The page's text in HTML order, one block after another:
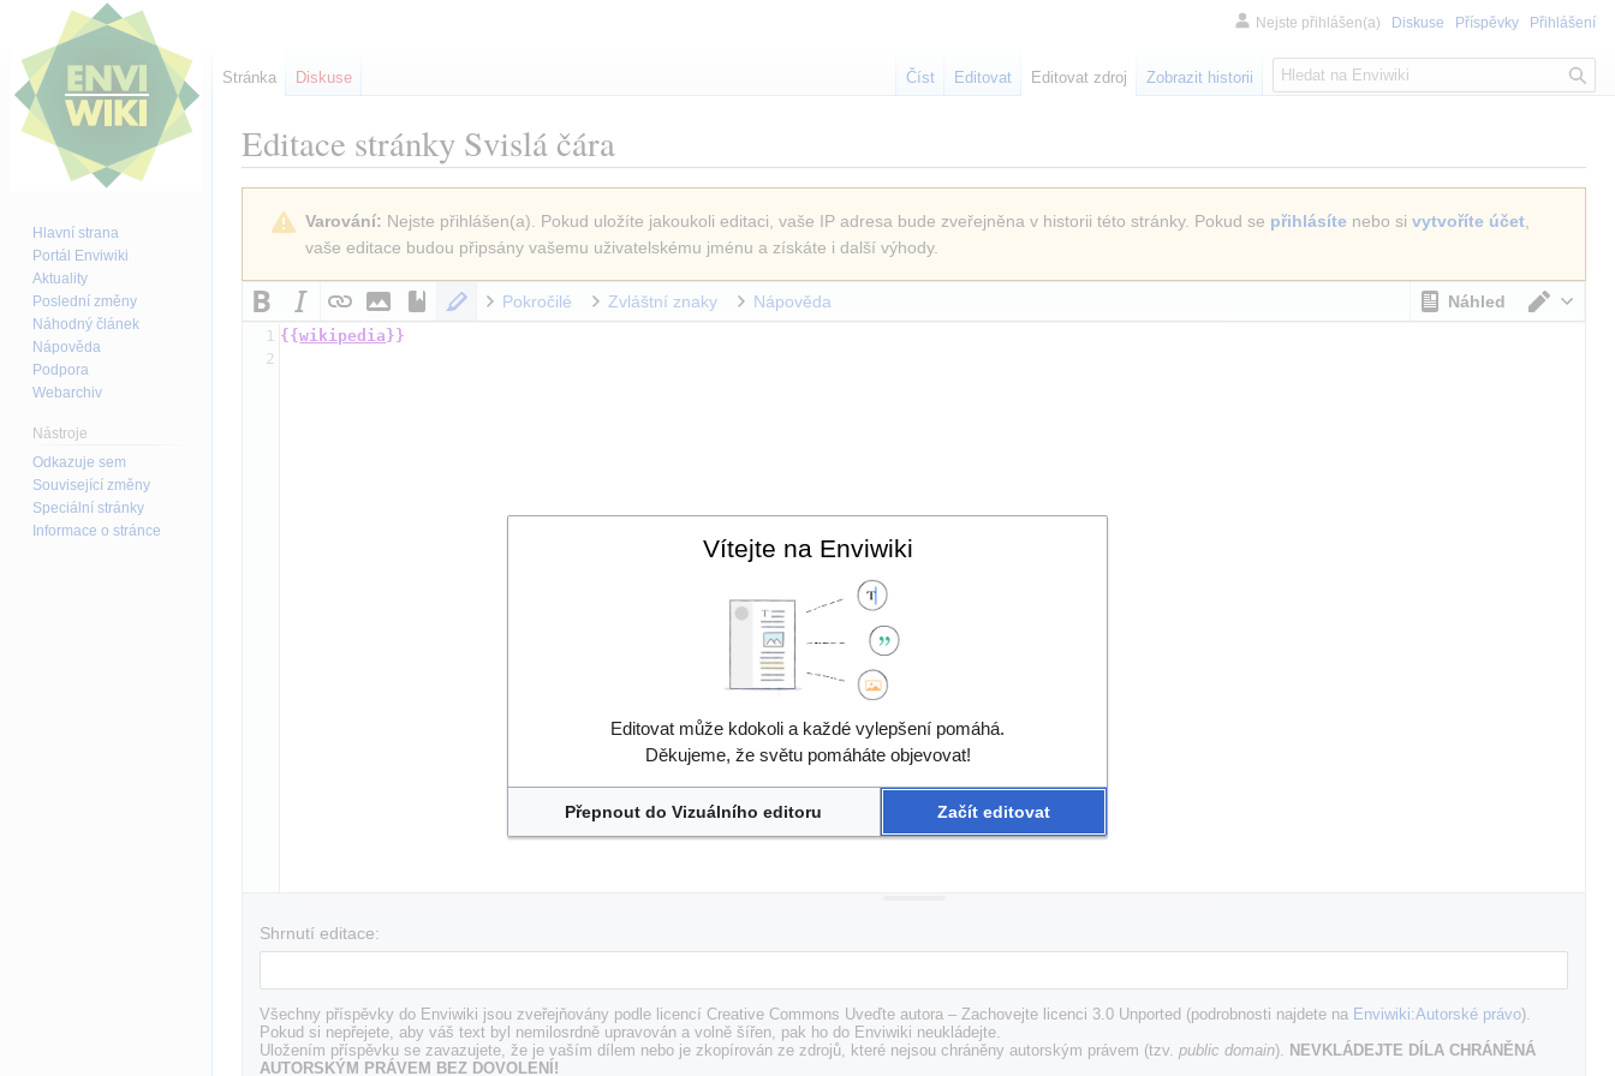
Editace stránky Svislá čára
vyhledávání
Varování: Nejste přihlášen(a). Pokud uložíte jakoukoli editaci, vaše IP adresa bude zveřejněna v historii této stránky. Pokud se přihlásíte nebo si vytvoříte účet,
vaše editace budou připsány vašemu uživatelskému jménu a získáte i další výhody.
Náhled
Pokročilé Zvláštní znaky Nápověda
1 {{wikipedia }}
2
Shrnutí editace:
Všechny příspěvky do Enviwiki jsou zveřejňovány podle licencí Creative Commons Uveďte autora – Zachovejte licenci 3.0 Unported (podrobnosti najdete na Enviwiki:Autorské právo).
Pokud si nepřejete, aby váš text byl nemilosrdně upravován a volně šířen, pak ho do Enviwiki neukládejte.
Uložením příspěvku se zavazujete, že je vaším dílem nebo je zkopírován ze zdrojů, které nejsou chráněny autorským právem (tzv. public domain). NEVKLÁDEJTE DÍLA CHRÁNĚNÁ
AUTORSKÝM PRÁVEM BEZ DOVOLENÍ!
Nejste přihlášen(a) Diskuse Příspěvky Přihlášení
Stránka Diskuse Číst Editovat Editovat zdroj Zobrazit historii
H
l
á
í
Hlavní strana
Portál Enviwiki
Aktuality
Poslední změny
Náhodný článek
Nápověda
Podpora
Webarchiv
Nástroje
Odkazuje sem
Související změny
Speciální stránky
Informace o stránce
Vítejte na Enviwiki
Editovat může kdokoli a každé vylepšení pomáhá.
Děkujeme, že světu pomáháte objevovat!
Přepnout do Vizuálního editoru Začít editovat